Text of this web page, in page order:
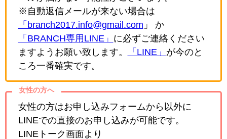
※自動返信メールが来ない場合は
「branch2017.info@gmail.com 」 か
「BRANCH専用LINE」 に必ずご連絡ください
ますようお願い致します。
「LINE」 が今のと
ころ一番確実です。
女性の方へ
女性の方はお申し込みフォームから以外に
LINEでの直接のお申し込みが可能です。
LINEトーク画面より